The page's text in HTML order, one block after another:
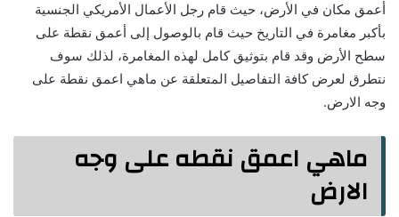
أعمق مكان في الأرض، حيث قام رجل الأعمال الأمريكي الجنسية
بأكبر مغامرة في التاريخ حيث قام بالوصول إلى أعمق نقطة على
سطح الأرض وقد قام بتوثيق كامل لهذه المغامرة، لذلك سوف
نتطرق لعرض كافة التفاصيل المتعلقة عن ماهي اعمق نقطة على
وجه الارض.
ماهي اعمق نقطه على وجه
الارض